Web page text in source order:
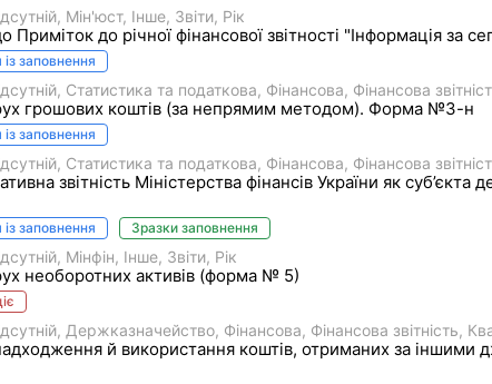
Мін'юст Інше Звіти Рік
Приміток до річної фінансової звітності "Інформація за
із заповнення
Статистика та податкова Фiнансова Фінансова
грошових коштів (за непрямим методом). Форма №3-н
із заповнення
Статистика та податкова Фiнансова Фінансова
звітність Міністерства фінансів України як
із заповнення Зразки заповнення
Мінфін Інше Звіти Рік
необоротних активів (форма № 5)
Держказначейство Фiнансова Фінансова звітність
й використання коштів, отриманих за